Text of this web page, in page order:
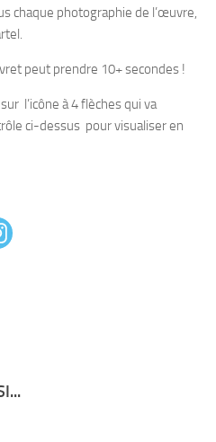
chaque photographie de l’œuvre,
peut prendre 10+ secondes !
l’icône à 4 flèches qui va
ci-dessus pour visualiser en